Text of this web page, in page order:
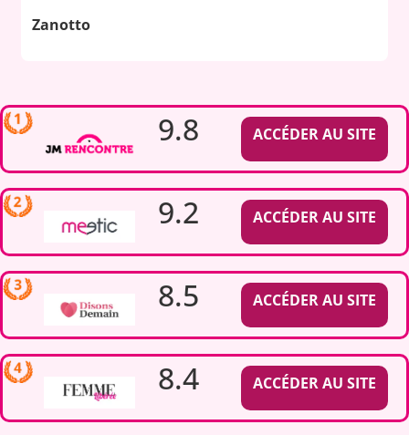
Zanotto
9.8 ACCÉDER AU SITE
9.2 ACCÉDER AU SITE
8.5 ACCÉDER AU SITE
8.4 ACCÉDER AU SITE